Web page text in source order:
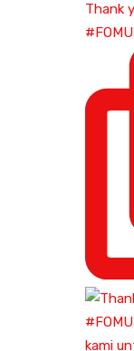
Thank